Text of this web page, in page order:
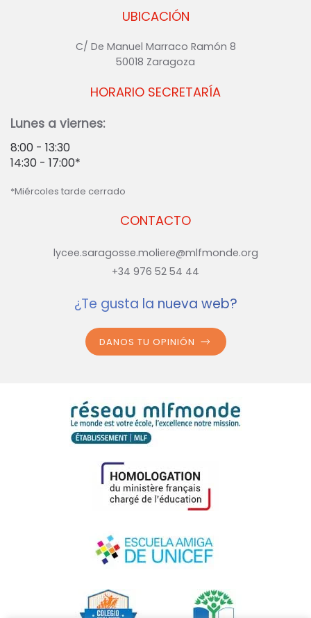
UBICACIÓN
C/ De Manuel Marraco Ramón 8
50018 Zaragoza
CONTACTO
lycee.saragosse.moliere@mlfmonde.org
+34 976 52 54 44
HORARIO SECRETARÍA
Lunes a viernes:
8:00 - 13:30
14:30 - 17:00*
*Miércoles tarde cerrado
¿Te gusta la nueva web?
DANOS TU OPINIÓN